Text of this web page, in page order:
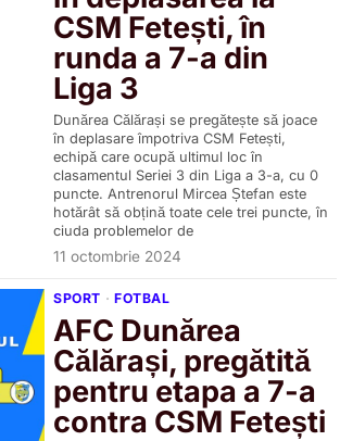
CSM Fetești, în
runda a 7-a din
Liga 3
Dunărea Călărași se pregătește să joace
în deplasare împotriva CSM Fetești,
echipă care ocupă ultimul loc în
clasamentul Seriei 3 din Liga a 3-a, cu 0
puncte. Antrenorul Mircea Ștefan este
hotărât să obțină toate cele trei puncte, în
ciuda problemelor de
11 octombrie 2024
SPORT · FOTBAL
AFC Dunărea
Călărași, pregătită
pentru etapa a 7-a
contra CSM Fetești